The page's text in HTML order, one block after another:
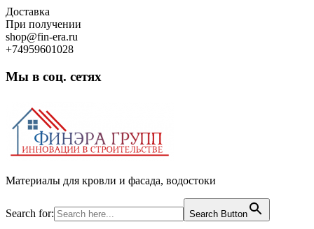
Skip
to
content
Доставка
При получении
shop@fin-era.ru
+74959601028
Мы в соц. сетях
Материалы для кровли и фасада, водостоки
Search for: Search Button